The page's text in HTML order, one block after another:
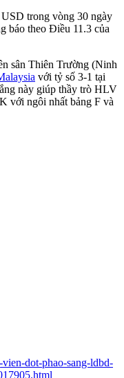
trong vòng 30 ngày
báo theo Điều 11.3 của
sân Thiên Trường (Ninh
với tỷ số 3-1 tại
này giúp thầy trò HLV
với ngôi nhất bảng F và
dot-phao-sang-ldbd-